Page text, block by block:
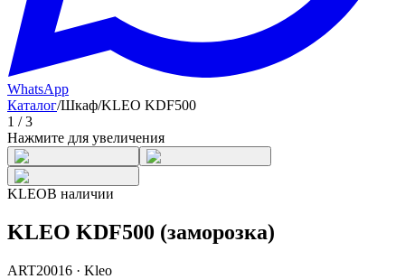
WhatsApp
Каталог/Шкаф/KLEO KDF500
1 /3
Нажмите для увеличения
KLEOВ наличии
KLEO KDF500 (заморозка)
ART20016 · Kleo